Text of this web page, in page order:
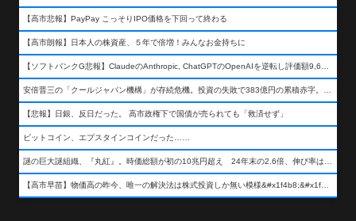
【高市悲報】PayPay こっそりIPO価格を下回って終わる
【高市朗報】日本人の株資産、５年で倍増！みんなお金持ちに
【悲報】日銀、反日だった。 高市政権下で国債が売られても「救済せず」
ビットコイン、エプスタインコインだった……